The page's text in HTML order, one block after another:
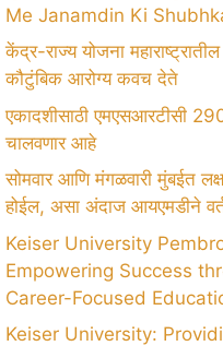
Me Janamdin Ki
केंद्र-राज्य योजना
कौटुंबिक आरोग्य कवच देते
एकादशीसाठी एमएसआरटीसी
चालवणार आहे
सोमवार आणि मंगळवारी मुंबईत
होईल, असा अंदाज आयएमडीने
Keiser University
Empowering Success
Career-Focused
Keiser University: